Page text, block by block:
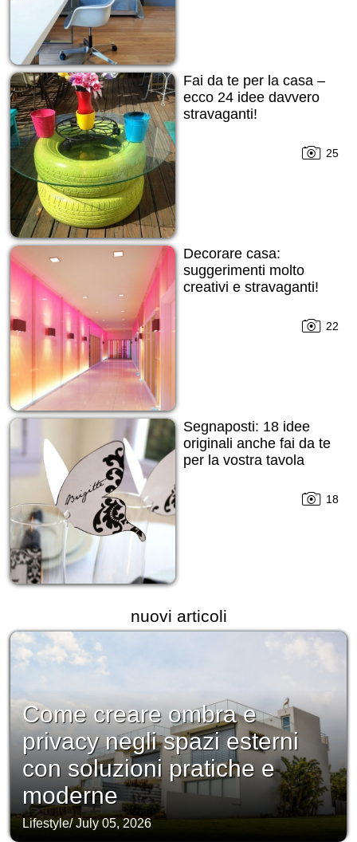
Fai da te per la casa –
ecco 24 idee davvero
stravaganti!
25
Decorare casa:
suggerimenti molto
creativi e stravaganti!
22
Segnaposti: 18 idee
originali anche fai da te
per la vostra tavola
18
nuovi articoli
Come creare ombra e
privacy negli spazi esterni
con soluzioni pratiche e
moderne
Lifestyle/July 05, 2026